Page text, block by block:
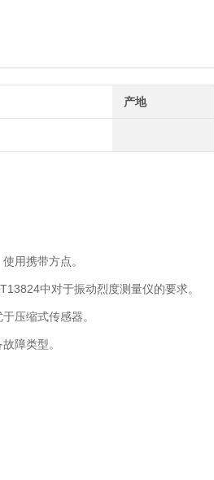
产地
用携带方点。
中对于振动烈度测量仪的要求。
压缩式传感器。
障类型。